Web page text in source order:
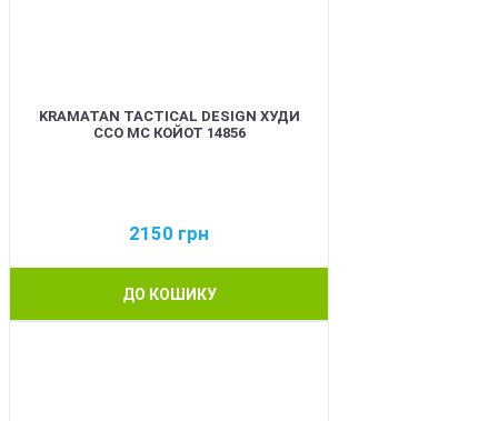
KRAMATAN TACTICAL DESIGN ХУДИ
ССО МС КОЙОТ 14856
2150 грн
ДО КОШИКУ